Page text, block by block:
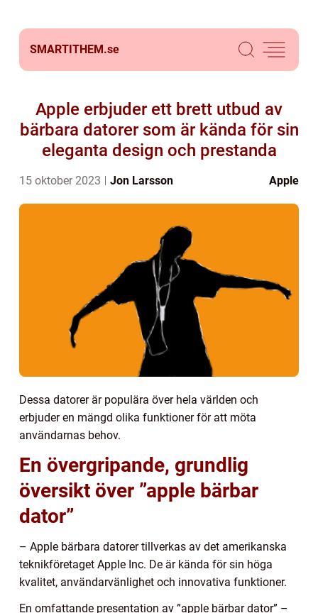
SMARTITHEM.se
Apple erbjuder ett brett utbud av
bärbara datorer som är kända för sin
eleganta design och prestanda
15 oktober 2023 Jon Larsson Apple
Dessa datorer är populära över hela världen och
erbjuder en mängd olika funktioner för att möta
användarnas behov.
En övergripande, grundlig
översikt över ”apple bärbar
dator”
– Apple bärbara datorer tillverkas av det amerikanska
teknikföretaget Apple Inc. De är kända för sin höga
kvalitet, användarvänlighet och innovativa funktioner.
En omfattande presentation av ”apple bärbar dator” –